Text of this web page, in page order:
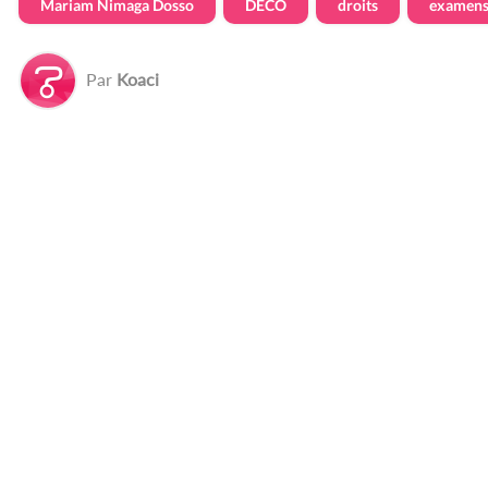
Mariam Nimaga Dosso DECO droits examens
Par Koaci